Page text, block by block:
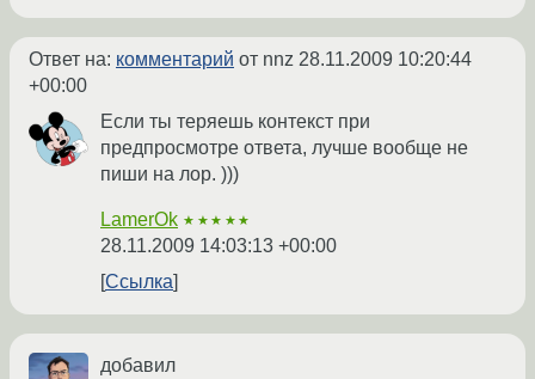
Ответ на: комментарий от nnz 28.11.2009 10:20:44
+00:00
Если ты теряешь контекст при
предпросмотре ответа, лучше вообще не
пиши на лор. )))
LamerOk ★★★★★
28.11.2009 14:03:13 +00:00
Ссылка
добавил